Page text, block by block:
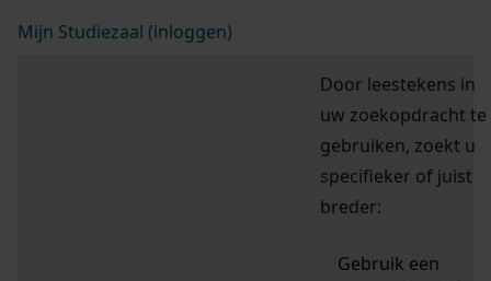
Mijn Studiezaal (inloggen)
Door leestekens in
uw zoekopdracht te
gebruiken, zoekt u
specifieker of juist
breder:
Gebruik een